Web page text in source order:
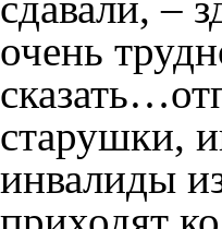
очень
старушки,
инвалиды